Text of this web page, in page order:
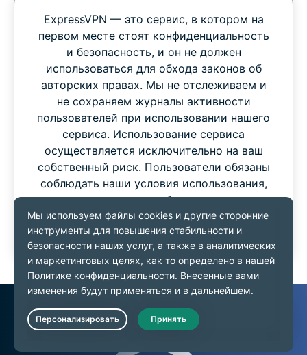
ExpressVPN — это сервис, в котором на
первом месте стоят конфиденциальность
и безопасность, и он не должен
использоваться для обхода законов об
авторских правах. Мы не отслеживаем и
не сохраняем журналы активности
пользователей при использовании нашего
сервиса. Использование сервиса
осуществляется исключительно на ваш
собственный риск. Пользователи обязаны
соблюдать наши условия использования,
правила контент-провайдеров, которыми
они пользуются, а также все применимые
законы.